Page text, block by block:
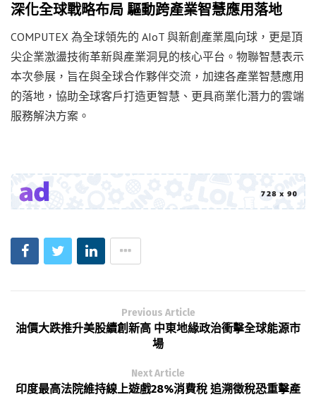
深化全球戰略布局 驅動跨產業智慧應用落地
COMPUTEX 為全球領先的 AIoT 與新創產業風向球，更是頂
尖企業激盪技術革新與產業洞見的核心平台。物聯智慧表示
本次參展，旨在與全球合作夥伴交流，加速各產業智慧應用
的落地，協助全球客戶打造更智慧、更具商業化潛力的雲端
服務解決方案。
Previous Article
油價大跌推升美股續創新高 中東地緣政治衝擊全球能源市
場
Next Article
印度最高法院維持線上遊戲28%消費稅 追溯徵稅恐重擊產